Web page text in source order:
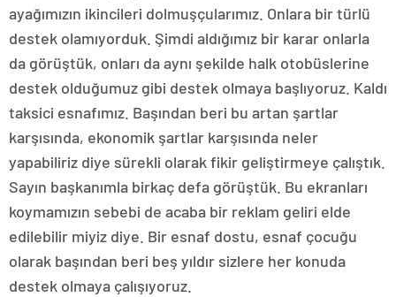
ayağımızın ikincileri dolmuşçularımız. Onlara bir türlü
destek olamıyorduk. Şimdi aldığımız bir karar onlarla
da görüştük, onları da aynı şekilde halk otobüslerine
destek olduğumuz gibi destek olmaya başlıyoruz. Kaldı
taksici esnafımız. Başından beri bu artan şartlar
karşısında, ekonomik şartlar karşısında neler
yapabiliriz diye sürekli olarak fikir geliştirmeye çalıştık.
Sayın başkanımla birkaç defa görüştük. Bu ekranları
koymamızın sebebi de acaba bir reklam geliri elde
edilebilir miyiz diye. Bir esnaf dostu, esnaf çocuğu
olarak başından beri beş yıldır sizlere her konuda
destek olmaya çalışıyoruz.